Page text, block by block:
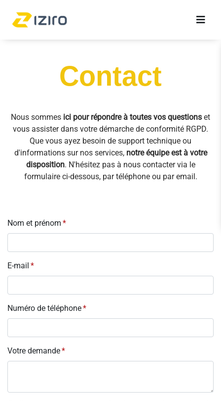
Contact
Nous sommes ici pour répondre à toutes vos questions et
vous assister dans votre démarche de conformité RGPD.
Que vous ayez besoin de support technique ou
d'informations sur nos services, notre équipe est à votre
disposition. N'hésitez pas à nous contacter via le
formulaire ci-dessous, par téléphone ou par email.
Nom et prénom
E-mail
Numéro de téléphone
Votre demande